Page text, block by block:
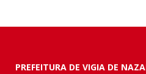
PREFEITURA DE VIGIA DE